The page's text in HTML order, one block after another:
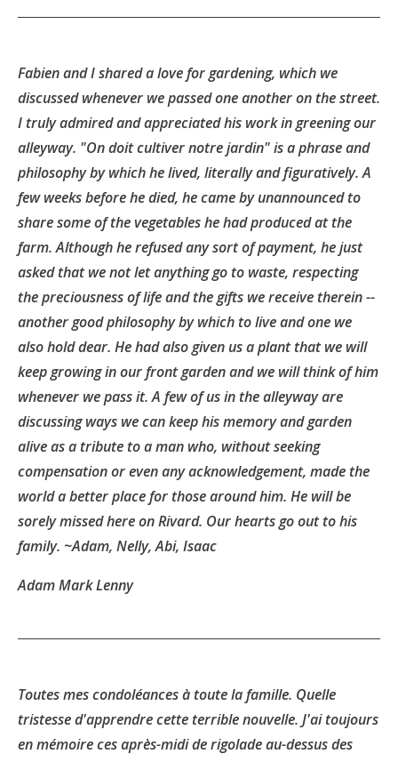
Fabien and I shared a love for gardening, which we
discussed whenever we passed one another on the street.
I truly admired and appreciated his work in greening our
alleyway. "On doit cultiver notre jardin" is a phrase and
philosophy by which he lived, literally and figuratively. A
few weeks before he died, he came by unannounced to
share some of the vegetables he had produced at the
farm. Although he refused any sort of payment, he just
asked that we not let anything go to waste, respecting
the preciousness of life and the gifts we receive therein --
another good philosophy by which to live and one we
also hold dear. He had also given us a plant that we will
keep growing in our front garden and we will think of him
whenever we pass it. A few of us in the alleyway are
discussing ways we can keep his memory and garden
alive as a tribute to a man who, without seeking
compensation or even any acknowledgement, made the
world a better place for those around him. He will be
sorely missed here on Rivard. Our hearts go out to his
family. ~Adam, Nelly, Abi, Isaac
Adam Mark Lenny
Toutes mes condoléances à toute la famille. Quelle
tristesse d'apprendre cette terrible nouvelle. J'ai toujours
en mémoire ces après-midi de rigolade au-dessus des